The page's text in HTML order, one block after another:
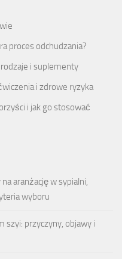
proces odchudzania?
rodzaje i suplementy
i zdrowe ryzyka
i jak go stosować
aranżację w sypialni,
wyboru
szyi: przyczyny, objawy i